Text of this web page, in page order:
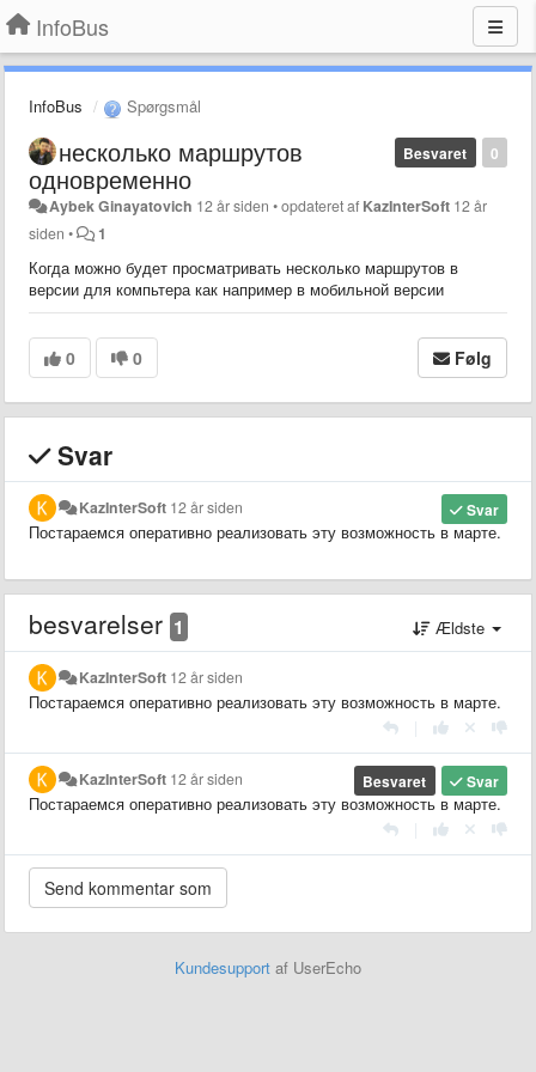
InfoBus
InfoBus Spørgsmål
0
Besvaret
несколько маршрутов
одновременно
Aybek Ginayatovich 12 år siden •opdateret af KazInterSoft 12 år
siden • 1
Когда можно будет просматривать несколько маршрутов в
версии для компьтера как например в мобильной версии
0 0 Følg
Svar
Svar
KazInterSoft 12 år siden
Постараемся оперативно реализовать эту возможность в марте.
besvarelser 1 Ældste
KazInterSoft 12 år siden
Постараемся оперативно реализовать эту возможность в марте.
Svar
Besvaret
KazInterSoft 12 år siden
Постараемся оперативно реализовать эту возможность в марте.
Kundesupport af UserEcho